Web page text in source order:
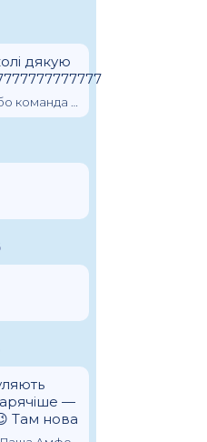
дякую
—
Там нова